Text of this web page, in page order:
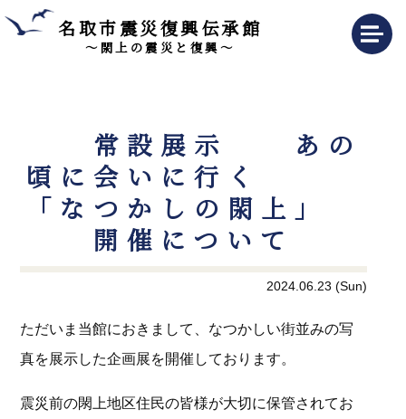
名取市震災復興伝承館
～閖上の震災と復興～
常設展示 あの
頃に会いに行く
「なつかしの閖上」
開催について
2024.06.23 (Sun)
ただいま当館におきまして、なつかしい街並みの写
真を展示した企画展を開催しております。
震災前の閖上地区住民の皆様が大切に保管されてお